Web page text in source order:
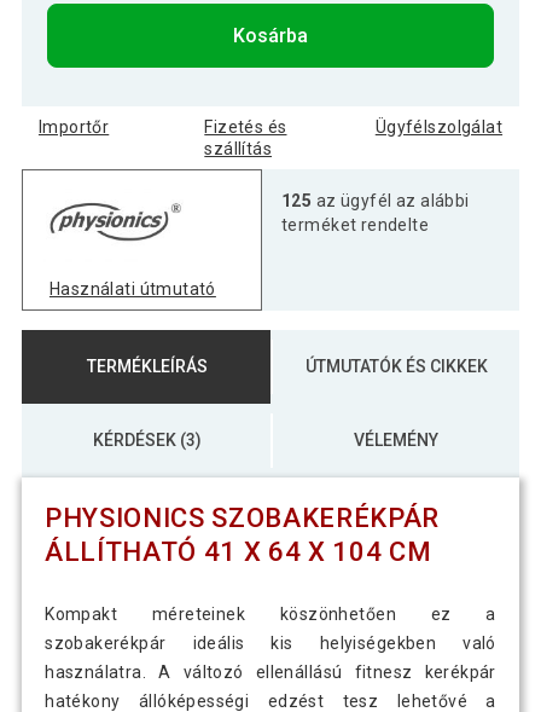
Kosárba
Importőr
Fizetés és
szállítás
Ügyfélszolgálat
Használati útmutató
125 az ügyfél az alábbi
terméket rendelte
TERMÉKLEÍRÁS ÚTMUTATÓK ÉS CIKKEK
KÉRDÉSEK (3) VÉLEMÉNY
PHYSIONICS SZOBAKERÉKPÁR
ÁLLÍTHATÓ 41 X 64 X 104 CM
Kompakt méreteinek köszönhetően ez a
szobakerékpár ideális kis helyiségekben való
használatra. A változó ellenállású fitnesz kerékpár
hatékony állóképességi edzést tesz lehetővé a